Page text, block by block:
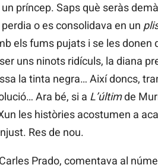
príncep. Saps què seràs
o es consolidava en un
els fums pujats i se les donen
uns ninots ridículs, la diana
la tinta negra… Així doncs,
Ara bé, si a L’últimde
les històries acostumen a
Res de nou.
Prado, comentava al